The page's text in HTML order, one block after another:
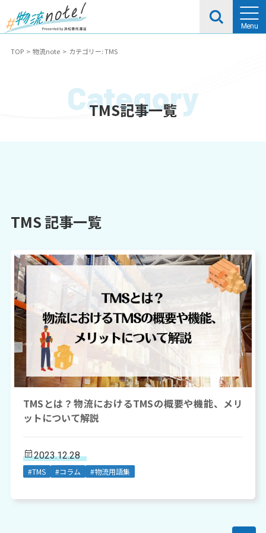
TOP 物流note カテゴリー: TMS
TMS記事一覧
TMS 記事一覧
TMSとは？物流におけるTMSの概要や機能、メリ
ットについて解説
2023.12.28
#TMS #コラム #物流用語集